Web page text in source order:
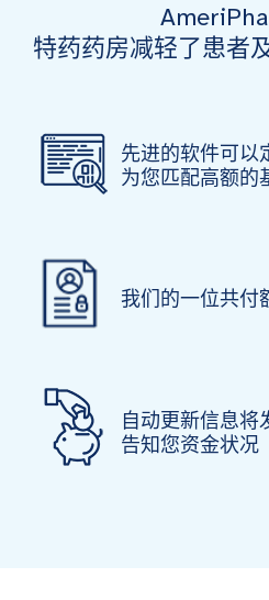
特药药房减轻了患者
先进的软件可以
为您匹配高额的
我们的一位共付
自动更新信息将
告知您资金状况